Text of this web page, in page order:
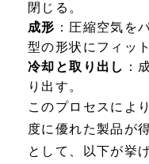
閉じる。
成形 ：圧縮空気を
型の形状にフィッ
冷却と取り出し
：
り出す。
このプロセスによ
度に優れた製品が
として、以下が挙